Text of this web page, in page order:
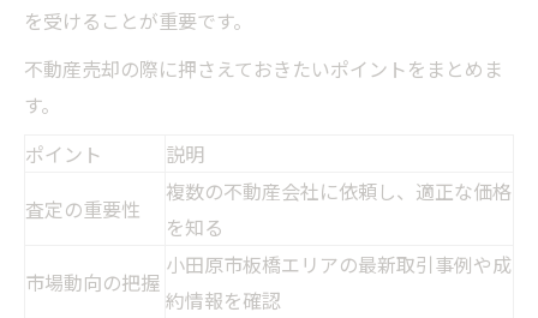
会社概要
関連エリア
を受けることが重要です。
不動産売却の際に押さえておきたいポイントをまとめま
す。
ポイント
説明
査定の重要性
複数の不動産会社に依頼し、適正な価格
を知る
市場動向の把握
小田原市板橋エリアの最新取引事例や成
約情報を確認